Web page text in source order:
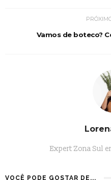
Vamos de boteco?
Expert Zona Sul
VOCÊ PODE GOSTAR DE...